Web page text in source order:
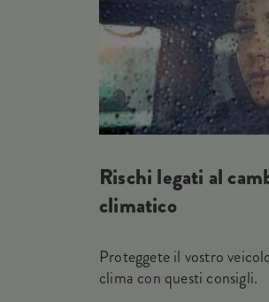
Rischi legati al
climatico
Proteggete il vostro
clima con questi consigli.